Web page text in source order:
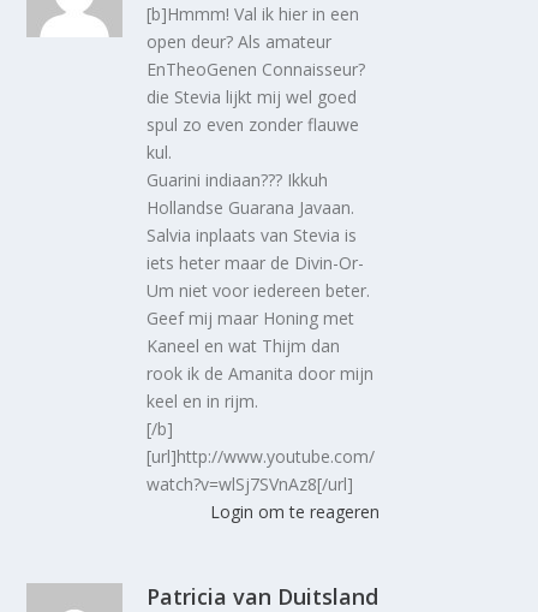
[b]Hmmm! Val ik hier in een
open deur? Als amateur
EnTheoGenen Connaisseur?
die Stevia lijkt mij wel goed
spul zo even zonder flauwe
kul.
Guarini indiaan??? Ikkuh
Hollandse Guarana Javaan.
Salvia inplaats van Stevia is
iets heter maar de Divin-Or-
Um niet voor iedereen beter.
Geef mij maar Honing met
Kaneel en wat Thijm dan
rook ik de Amanita door mijn
keel en in rijm.
[/b]
[url]http://www.youtube.com/
watch?v=wlSj7SVnAz8[/url]
Login om te reageren
Patricia van Duitsland